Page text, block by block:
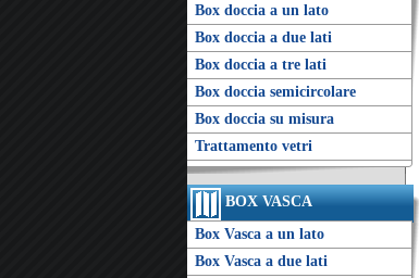
Box doccia a un lato
Box doccia a due lati
Box doccia a tre lati
Box doccia semicircolare
Box doccia su misura
Trattamento vetri
BOX VASCA
Box Vasca a un lato
Box Vasca a due lati